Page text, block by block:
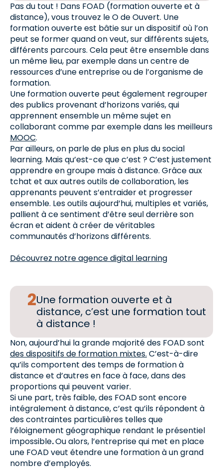
Pas du tout ! Dans FOAD (formation ouverte et à
distance), vous trouvez le O de Ouvert. Une
formation ouverte est bâtie sur un dispositif où l’on
peut se former quand on veut, sur différents sujets,
différents parcours. Cela peut être ensemble dans
un même lieu, par exemple dans un centre de
ressources d’une entreprise ou de l’organisme de
formation.
Une formation ouverte peut également regrouper
des publics provenant d’horizons variés, qui
apprennent ensemble un même sujet en
collaborant comme par exemple dans les meilleurs
MOOC.
Par ailleurs, on parle de plus en plus du social
learning. Mais qu’est-ce que c’est ? C’est justement
apprendre en groupe mais à distance. Grâce aux
tchat et aux autres outils de collaboration, les
apprenants peuvent s’entraider et progresser
ensemble. Les outils aujourd’hui, multiples et variés,
pallient à ce sentiment d’être seul derrière son
écran et aident à créer de véritables
communautés d’horizons différents.
Découvrez notre agence digital learning
Une formation ouverte et à
distance, c’est une formation tout
à distance !
Non, aujourd’hui la grande majorité des FOAD sont
des dispositifs de formation mixtes. C’est-à-dire
qu’ils comportent des temps de formation à
distance et d’autres en face à face, dans des
proportions qui peuvent varier.
Si une part, très faible, des FOAD sont encore
intégralement à distance, c’est qu’ils répondent à
des contraintes particulières telles que
l’éloignement géographique rendant le présentiel
impossible.Ou alors, l’entreprise qui met en place
une FOAD veut étendre une formation à un grand
nombre d’employés.